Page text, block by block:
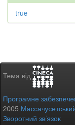
true
Тема від
Програмне
2005
Зворотний зв’язок